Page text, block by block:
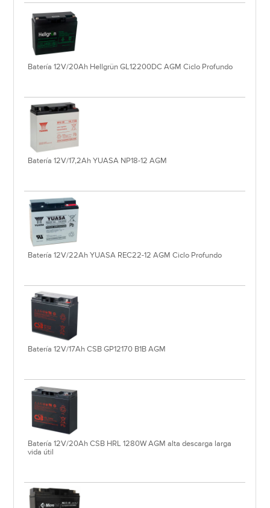
Batería 12V/20Ah Hellgrün GL12200DC AGM Ciclo Profundo
Batería 12V/17,2Ah YUASA NP18-12 AGM
Batería 12V/22Ah YUASA REC22-12 AGM Ciclo Profundo
Batería 12V/17Ah CSB GP12170 B1B AGM
Batería 12V/20Ah CSB HRL 1280W AGM alta descarga larga
vida útil